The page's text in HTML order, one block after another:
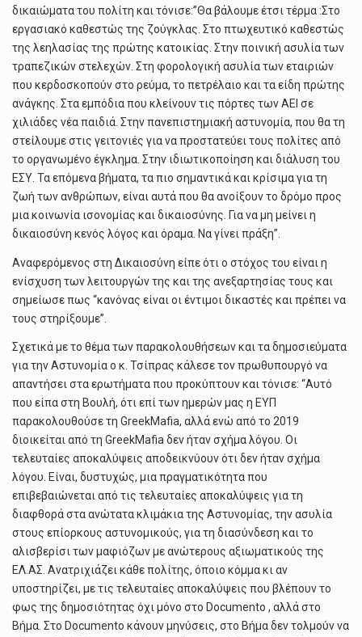
δικαιώματα του πολίτη και τόνισε:”Θα βάλουμε έτσι τέρμα :Στο
εργασιακό καθεστώς της ζούγκλας. Στο πτωχευτικό καθεστώς
της λεηλασίας της πρώτης κατοικίας. Στην ποινική ασυλία των
τραπεζικών στελεχών. Στη φορολογική ασυλία των εταιριών
που κερδοσκοπούν στο ρεύμα, το πετρέλαιο και τα είδη πρώτης
ανάγκης. Στα εμπόδια που κλείνουν τις πόρτες των ΑΕΙ σε
χιλιάδες νέα παιδιά. Στην πανεπιστημιακή αστυνομία, που θα τη
στείλουμε στις γειτονιές για να προστατεύει τους πολίτες από
το οργανωμένο έγκλημα. Στην ιδιωτικοποίηση και διάλυση του
ΕΣΥ. Τα επόμενα βήματα, τα πιο σημαντικά και κρίσιμα για τη
ζωή των ανθρώπων, είναι αυτά που θα ανοίξουν το δρόμο προς
μια κοινωνία ισονομίας και δικαιοσύνης. Για να μη μείνει η
δικαιοσύνη κενός λόγος και όραμα. Να γίνει πράξη”.
Αναφερόμενος στη Δικαιοσύνη είπε ότι ο στόχος του είναι η
ενίσχυση των λειτουργών της και της ανεξαρτησίας τους και
σημείωσε πως “κανόνας είναι οι έντιμοι δικαστές και πρέπει να
τους στηρίξουμε”.
Σχετικά με το θέμα των παρακολουθήσεων και τα δημοσιεύματα
για την Αστυνομία ο κ. Τσίπρας κάλεσε τον πρωθυπουργό να
απαντήσει στα ερωτήματα που προκύπτουν και τόνισε: “Αυτό
που είπα στη Βουλή, ότι επί των ημερών μας η ΕΥΠ
παρακολουθούσε τη GreekMafia, αλλά ενώ από το 2019
διοικείται από τη GreekMafia δεν ήταν σχήμα λόγου. Οι
τελευταίες αποκαλύψεις αποδεικνύουν ότι δεν ήταν σχήμα
λόγου. Είναι, δυστυχώς, μια πραγματικότητα που
επιβεβαιώνεται από τις τελευταίες αποκαλύψεις για τη
διαφθορά στα ανώτατα κλιμάκια της Αστυνομίας, την ασυλία
στους επίορκους αστυνομικούς, για τη διασύνδεση και το
αλισβερίσι των μαφιόζων με ανώτερους αξιωματικούς της
ΕΛ.ΑΣ. Ανατριχιάζει κάθε πολίτης, όποιο κόμμα κι αν
υποστηρίζει, με τις τελευταίες αποκαλύψεις που βλέπουν το
φως της δημοσιότητας όχι μόνο στο Documento , αλλά στο
Βήμα. Στο Documento κάνουν μηνύσεις, στο Βήμα δεν τολμούν να